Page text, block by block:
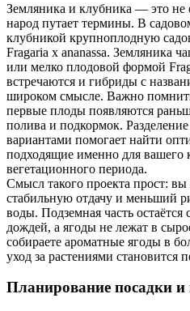
Земляника и клубника — это не
народ путает термины. В
клубникой крупноплодную
Fragaria x ananassa. Земляника
или мелко плодовой формой
встречаются и гибриды с
широком смысле. Важно
первые плоды появляются
полива и подкормок.
вариантами помогает найти
подходящие именно для вашего
вегетационного периода.
Смысл такого проекта прост:
стабильную отдачу и меньший
воды. Подземная часть
дождей, а ягоды не лежат в
собираете ароматные ягоды в
уход за растениями становится
Планирование посадки и